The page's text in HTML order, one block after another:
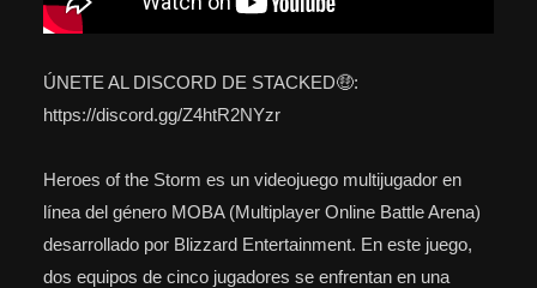
ÚNETE AL DISCORD DE STACKED🤑:
https://discord.gg/Z4htR2NYzr
Heroes of the Storm es un videojuego multijugador en
línea del género MOBA (Multiplayer Online Battle Arena)
desarrollado por Blizzard Entertainment. En este juego,
dos equipos de cinco jugadores se enfrentan en una